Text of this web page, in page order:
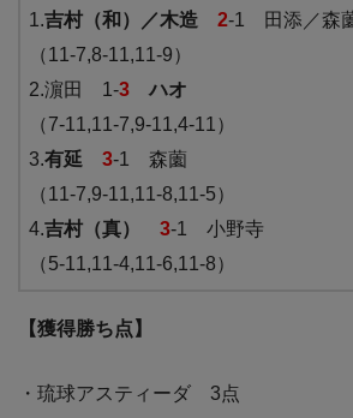
1.吉村（和）／木造 2-1 田添／森
（11-7,8-11,11-9）
2.濵田 1-3 ハオ
（7-11,11-7,9-11,4-11）
3.有延 3-1 森薗
（11-7,9-11,11-8,11-5）
4.吉村（真） 3-1 小野寺
（5-11,11-4,11-6,11-8）
【獲得勝ち点】
・琉球アスティーダ 3点